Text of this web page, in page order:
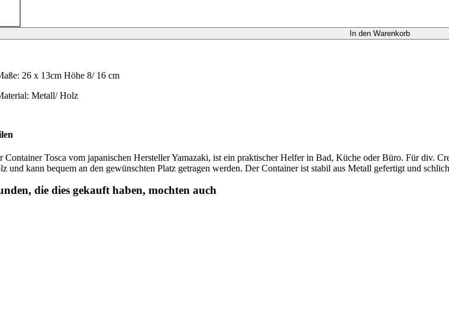
In den Warenkorb
26 x 13cm Höhe 8/ 16 cm
Metall/ Holz
Container Tosca vom japanischen Hersteller Yamazaki, ist ein praktischer Helfer in Bad, Küche oder Büro. Für div.
und kann bequem an den gewünschten Platz getragen werden. Der Container ist stabil aus Metall gefertigt und
die dies gekauft haben, mochten auch